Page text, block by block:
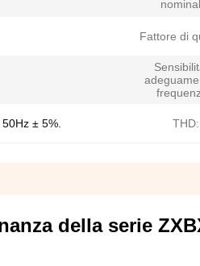
Fattore di
± 5%. THD:
della serie